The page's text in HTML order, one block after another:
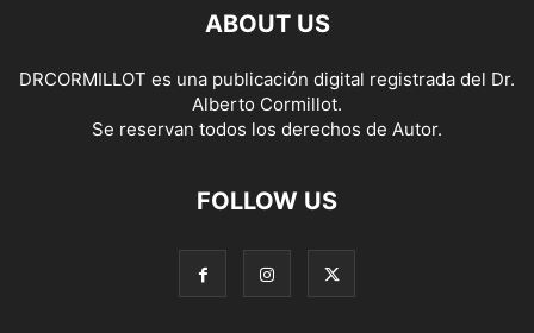
ABOUT US
DRCORMILLOT es una publicación digital registrada del Dr.
Alberto Cormillot.
Se reservan todos los derechos de Autor.
FOLLOW US